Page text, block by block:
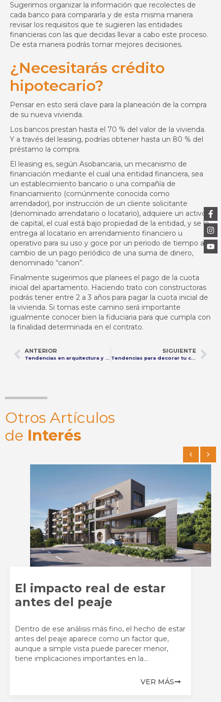
Sugerimos organizar la información que recolectes de
cada banco para compararla y de esta misma manera
revisar los requisitos que te sugieren las entidades
financieras con las que decidas llevar a cabo este proceso.
De esta manera podrás tomar mejores decisiones.
¿Necesitarás crédito
hipotecario?
Pensar en esto será clave para la planeación de la compra
de su nueva vivienda.
Los bancos prestan hasta el 70 % del valor de la vivienda.
Y a través del leasing, podrías obtener hasta un 80 % del
préstamo la compra.
El leasing es, según Asobancaria, un mecanismo de
financiación mediante el cual una entidad financiera, sea
un establecimiento bancario o una compañía de
financiamiento (comúnmente conocida como
arrendador), por instrucción de un cliente solicitante
(denominado arrendatario o locatario), adquiere un activo
de capital, el cual está bajo propiedad de la entidad, y se lo
entrega al locatario en arrendamiento financiero u
operativo para su uso y goce por un periodo de tiempo a
cambio de un pago periódico de una suma de dinero,
denominado “canon”.
Finalmente sugerimos que planees el pago de la cuota
inicial del apartamento. Haciendo trato con constructoras
podrás tener entre 2 a 3 años para pagar la cuota inicial de
la vivienda. Si tomas este camino será importante
igualmente conocer bien la fiduciaria para que cumpla con
la finalidad determinada en el contrato.
ANTERIOR
Tendencias en arquitectura y diseño de interiores para el 2022
SIGUIENTE
Tendencias para decorar tu casa en 2022
Otros Artículos
de Interés
El impacto real de estar
antes del peaje
Dentro de ese análisis más fino, el hecho de estar
antes del peaje aparece como un factor que,
aunque a simple vista puede parecer menor,
tiene implicaciones importantes en la...
VER MÁS